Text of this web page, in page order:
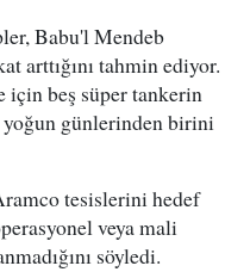
Babu'l Mendeb
arttığını tahmin ediyor.
için beş süper tankerin
yoğun günlerinden birini
tesislerini hedef
veya mali
söyledi.